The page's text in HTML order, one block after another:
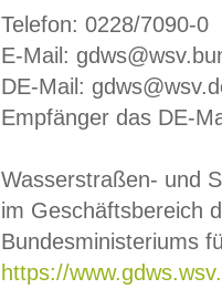
Telefon: 0228/7090-0
E-Mail:
DE-Mail:
Empfänger das DE-
Wasserstraßen- und
im Geschäftsbereich
Bundesministeriums
https://